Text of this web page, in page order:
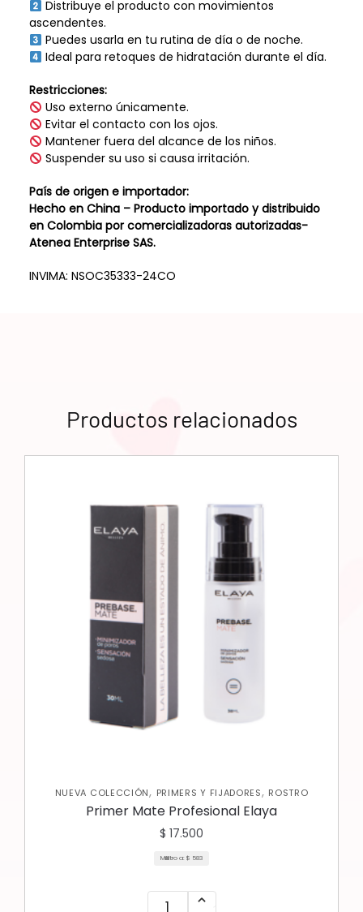
Distribuye el producto con movimientos
ascendentes.
Puedes usarla en tu rutina de día o de noche.
Ideal para retoques de hidratación durante el día.
Restricciones:
Uso externo únicamente.
Evitar el contacto con los ojos.
Mantener fuera del alcance de los niños.
Suspender su uso si causa irritación.
País de origen e importador:
Hecho en China – Producto importado y distribuido
en Colombia por comercializadoras autorizadas-
Atenea Enterprise SAS.
INVIMA: NSOC35333-24CO
Productos relacionados
NUEVA COLECCIÓN, PRIMERS Y FIJADORES, ROSTRO
Primer Mate Profesional Elaya
$ 17.500
Mililitro a: $ 583